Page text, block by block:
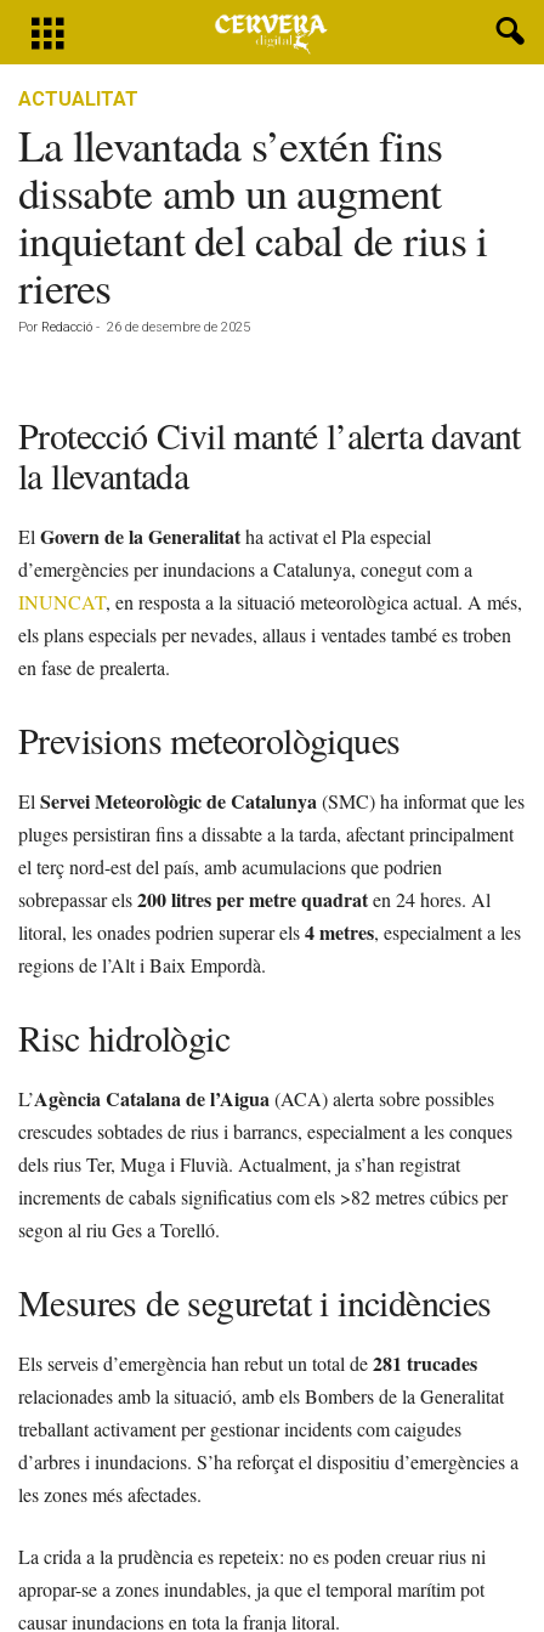
ACTUALITAT
La llevantada s’extén fins
dissabte amb un augment
inquietant del cabal de rius i
rieres
Por Redacció - 26 de desembre de 2025
Protecció Civil manté l’alerta davant
la llevantada
El Govern de la Generalitatha activat el Pla especial
d’emergències per inundacions a Catalunya, conegut com a
INUNCAT, en resposta a la situació meteorològica actual. A més,
els plans especials per nevades, allaus i ventades també es troben
en fase de prealerta.
Previsions meteorològiques
El Servei Meteorològic de Catalunya(SMC) ha informat que les
pluges persistiran fins a dissabte a la tarda, afectant principalment
el terç nord-est del país, amb acumulacions que podrien
sobrepassar els200 litres per metre quadraten 24 hores. Al
litoral, les onades podrien superar els4 metres, especialment a les
regions de l’Alt i Baix Empordà.
Risc hidrològic
L’Agència Catalana de l’Aigua(ACA) alerta sobre possibles
crescudes sobtades de rius i barrancs, especialment a les conques
dels rius Ter, Muga i Fluvià. Actualment, ja s’han registrat
increments de cabals significatius com els >82 metres cúbics per
segon al riu Ges a Torelló.
Mesures de seguretat i incidències
Els serveis d’emergència han rebut un total de281 trucades
relacionades amb la situació, amb els Bombers de la Generalitat
treballant activament per gestionar incidents com caigudes
d’arbres i inundacions. S’ha reforçat el dispositiu d’emergències a
les zones més afectades.
La crida a la prudència es repeteix: no es poden creuar rius ni
apropar-se a zones inundables, ja que el temporal marítim pot
causar inundacions en tota la franja litoral.